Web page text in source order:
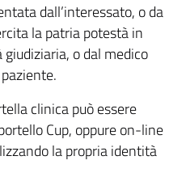
dall’interessato, o da
la patria potestà in
o dal medico
clinica può essere
Cup, oppure on-line
la propria identità